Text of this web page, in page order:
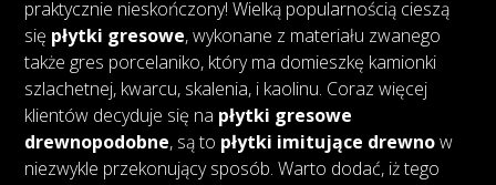
praktycznie nieskończony! Wielką popularnością cieszą
się płytki gresowe, wykonane z materiału zwanego
także gres porcelaniko, który ma domieszkę kamionki
szlachetnej, kwarcu, skalenia, i kaolinu. Coraz więcej
klientów decyduje się na płytki gresowe
drewnopodobne, są to płytki imitujące drewnow
niezwykle przekonujący sposób. Warto dodać, iż tego